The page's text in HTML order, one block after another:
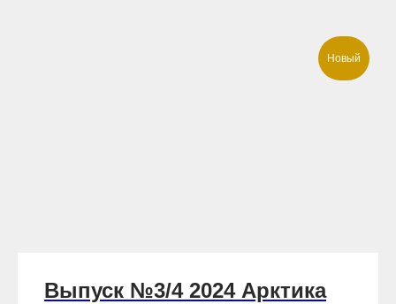
Новый
Выпуск №3/4 2024 Арктика